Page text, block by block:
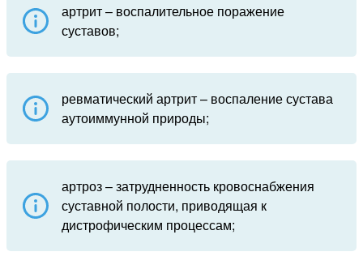
артрит – воспалительное поражение
суставов;
ревматический артрит – воспаление сустава
аутоиммунной природы;
артроз – затрудненность кровоснабжения
суставной полости, приводящая к
дистрофическим процессам;